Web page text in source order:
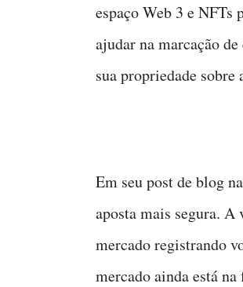
espaço Web 3 e NFTs
ajudar na marcação
sua propriedade
Em seu post de blog
aposta mais segura. A
mercado registrando
mercado ainda está